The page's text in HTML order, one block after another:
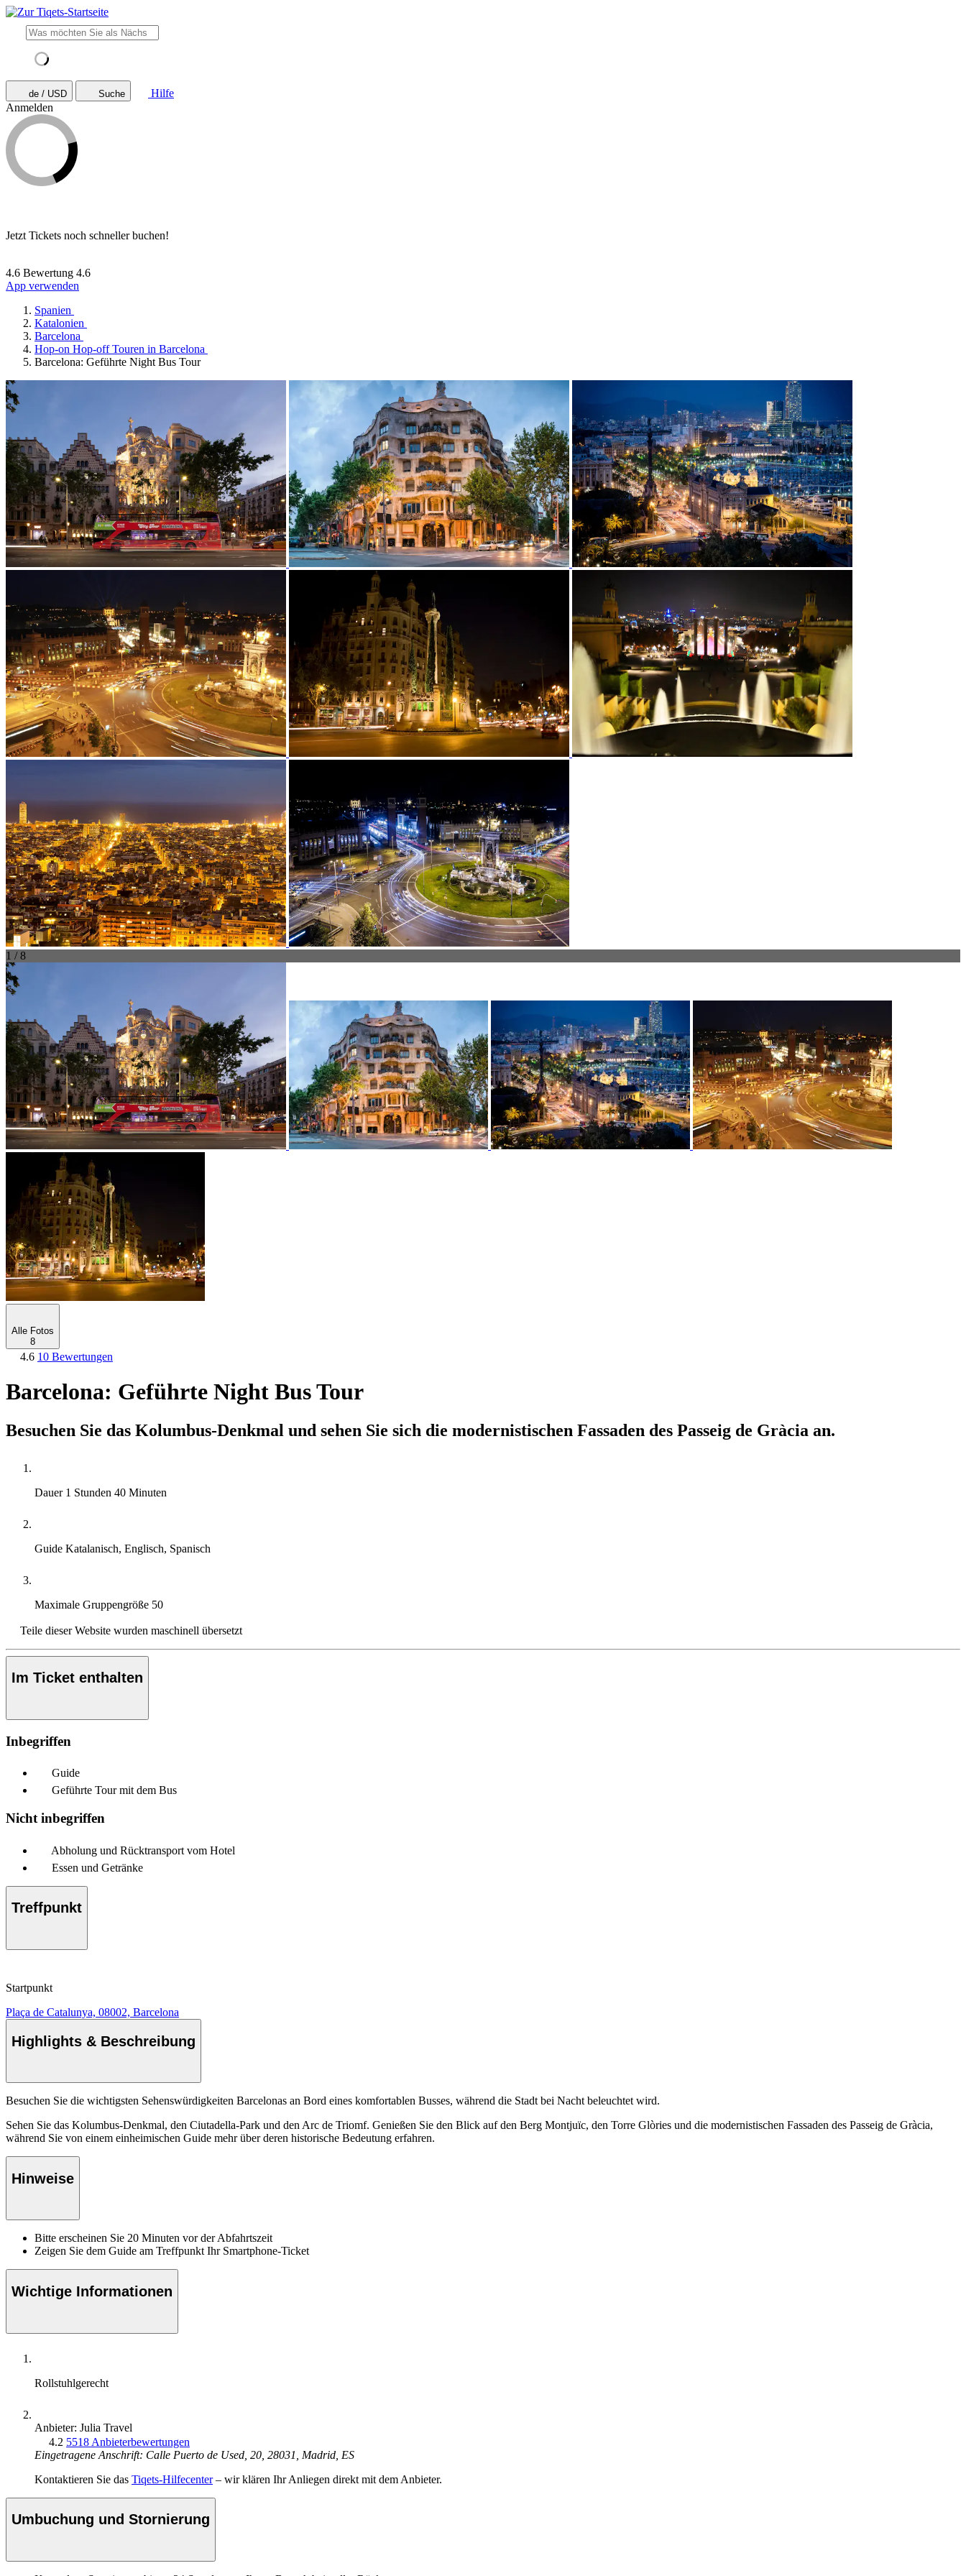
de / USD Suche
Hilfe
Anmelden
Jetzt Tickets noch schneller buchen!
4.6 Bewertung 4.6
App verwenden
Spanien
Katalonien
Barcelona
Hop-on Hop-off Touren in Barcelona
Barcelona: Geführte Night Bus Tour
1 / 8
Alle Fotos
8
4.6 10 Bewertungen
Barcelona: Geführte Night Bus Tour
Besuchen Sie das Kolumbus-Denkmal und sehen Sie sich die modernistischen Fassaden des Passeig de Gràcia an.
Dauer 1 Stunden 40 Minuten
Guide Katalanisch, Englisch, Spanisch
Maximale Gruppengröße 50
Teile dieser Website wurden maschinell übersetzt
Im Ticket enthalten
Inbegriffen
Guide
Geführte Tour mit dem Bus
Nicht inbegriffen
Abholung und Rücktransport vom Hotel
Essen und Getränke
Treffpunkt
Startpunkt
Plaça de Catalunya, 08002, Barcelona
Highlights & Beschreibung
Besuchen Sie die wichtigsten Sehenswürdigkeiten Barcelonas an Bord eines komfortablen Busses, während die Stadt bei Nacht beleuchtet wird.
Sehen Sie das Kolumbus-Denkmal, den Ciutadella-Park und den Arc de Triomf. Genießen Sie den Blick auf den Berg Montjuïc, den Torre Glòries und die modernistischen Fassaden des Passeig de Gràcia,
während Sie von einem einheimischen Guide mehr über deren historische Bedeutung erfahren.
Hinweise
Bitte erscheinen Sie 20 Minuten vor der Abfahrtszeit
Zeigen Sie dem Guide am Treffpunkt Ihr Smartphone-Ticket
Wichtige Informationen
Rollstuhlgerecht
Anbieter: Julia Travel
4.2 5518 Anbieterbewertungen
Eingetragene Anschrift: Calle Puerto de Used, 20, 28031, Madrid, ES
Kontaktieren Sie das Tiqets-Hilfecenter– wir klären Ihr Anliegen direkt mit dem Anbieter.
Umbuchung und Stornierung